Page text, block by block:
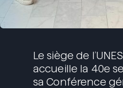
Le siège de
accueille la 40e
sa Conférence